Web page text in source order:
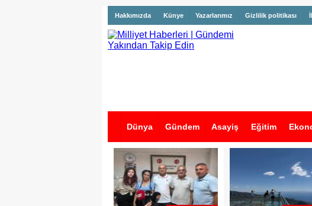
Hakkımızda Künye Yazarlarımız Gizlilik politikası
Dünya Gündem Asayiş Eğitim
İş İlanları